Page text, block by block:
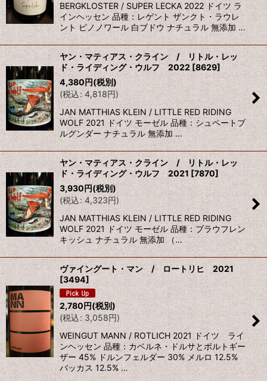
BERGKLOSTER / SUPER LECKA 2022 ドイツ ラ
インヘッセン 品種：レゲント ザンクト・ラウレ
ント ピノノワール 白ブドウ ナチュラル 無添加 …
ヤン・マティアス・クライン / リトル・レッ
ド・ライディング・ウルフ 2022 [8629]
4,380円(税別)
(税込: 4,818円)
JAN MATTHIAS KLEIN / LITTLE RED RIDING
WOLF 2021 ドイツ モーゼル 品種：シュペートブ
ルグンダー ナチュラル 無添加 …
ヤン・マティアス・クライン / リトル・レッ
ド・ライディング・ウルフ 2021 [7870]
3,930円(税別)
(税込: 4,323円)
JAN MATTHIAS KLEIN / LITTLE RED RIDING
WOLF 2021 ドイツ モーゼル 品種：ブラウフレン
キッシュ ナチュラル 無添加 （…
ヴァイングート・マン / ロートリヒ 2021
[3494]
2,780円(税別)
(税込: 3,058円)
WEINGUT MANN / ROTLICH 2021 ドイツ ライ
ンヘッセン 品種：カベルネ・ドルサとポルトギー
ザー 45% ドルンフェルダー 30% メルロ 12.5%
バッカス 12.5% …